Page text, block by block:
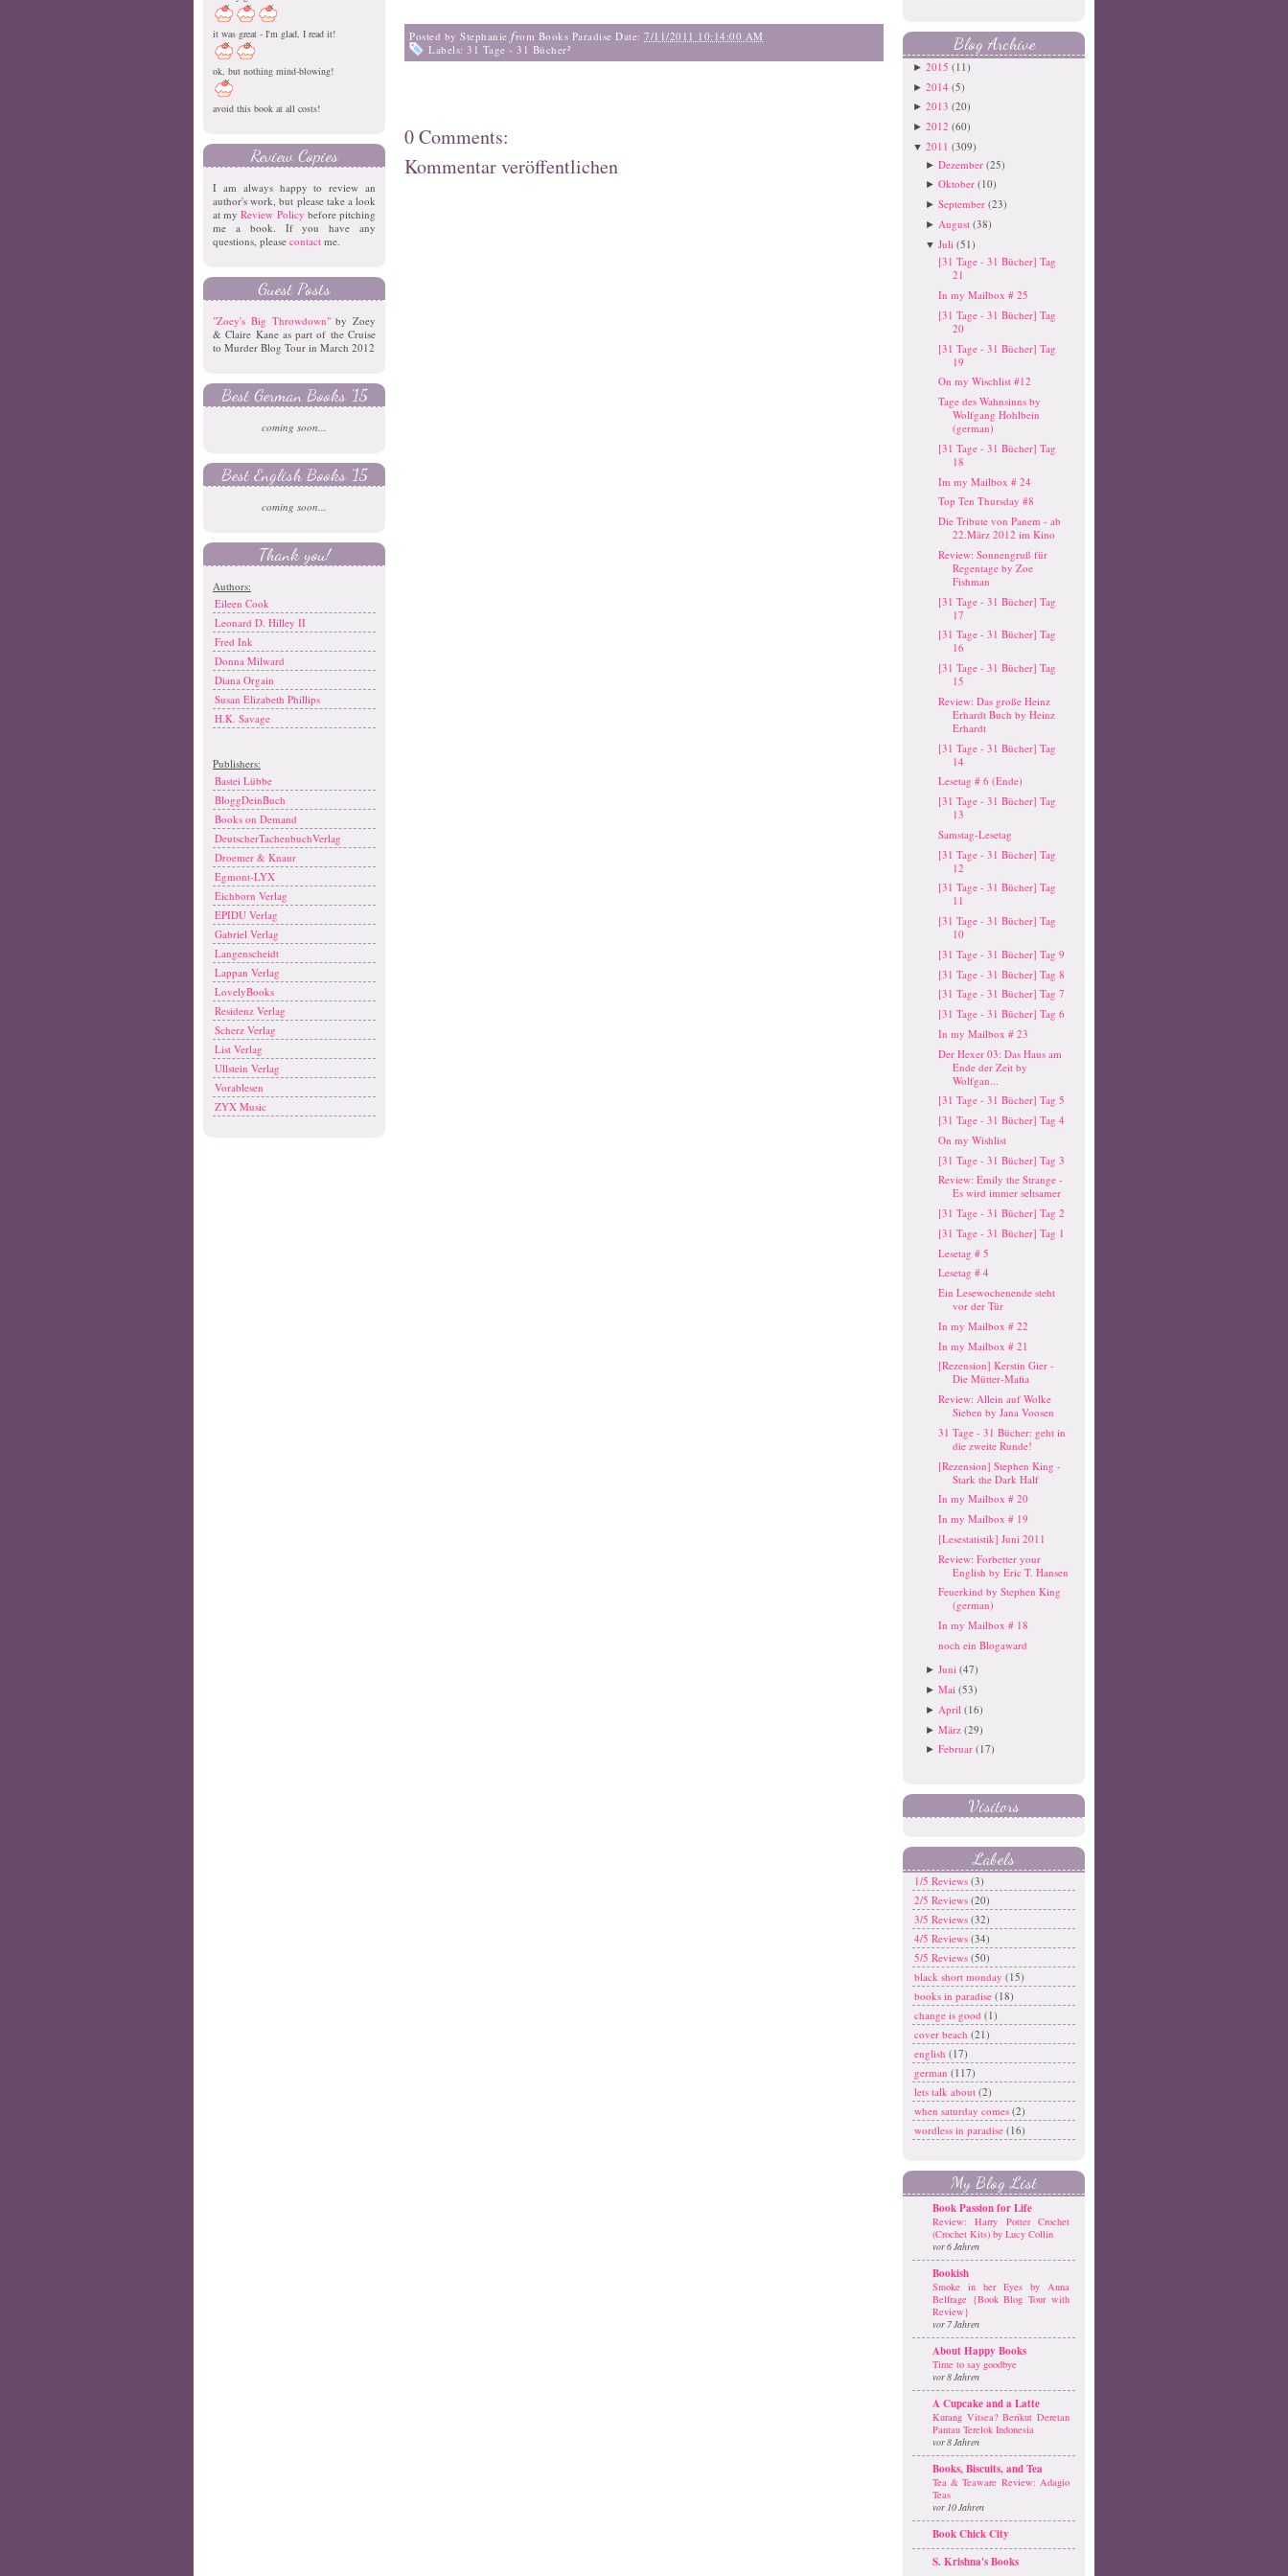
it was great - I'm glad, I read it!
ok, but nothing mind-blowing!
avoid this book at all costs!
Review Copies
I am always happy to review an
author's work, but please take a look
at myReview Policy before pitching
me a book. If you have any
questions, please contact me.
Guest Posts
"Zoey's Big Throwdown"by Zoey
& Claire Kane as part of the Cruise
to Murder Blog Tour in March 2012
Best German Books '15
coming soon...
Best English Books '15
coming soon...
Thank you!
Authors:
Eileen Cook
Leonard D. Hilley II
Fred Ink
Donna Milward
Diana Orgain
Susan Elizabeth Phillips
H.K. Savage
Publishers:
Bastei Lübbe
BloggDeinBuch
Books on Demand
DeutscherTachenbuchVerlag
Droemer & Knaur
Egmont-LYX
Eichborn Verlag
EPIDU Verlag
Gabriel Verlag
Langenscheidt
Lappan Verlag
LovelyBooks
Residenz Verlag
Scherz Verlag
List Verlag
Ullstein Verlag
Vorablesen
ZYX Music
Posted by Stephanie from Books Paradise Date: 7/11/2011 10:14:00 AM
Labels: 31 Tage - 31 Bücher²
0 Comments:
Kommentar veröffentlichen
Blog Archive
► 2015 (11)
► 2014 (5)
► 2013 (20)
► 2012 (60)
▼ 2011 (309)
►Dezember (25)
►Oktober (10)
►September (23)
► August (38)
▼Juli (51)
[31 Tage - 31 Bücher] Tag
21
In my Mailbox # 25
[31 Tage - 31 Bücher] Tag
20
[31 Tage - 31 Bücher] Tag
19
On my Wischlist #12
Tage des Wahnsinns by
Wolfgang Hohlbein
(german)
[31 Tage - 31 Bücher] Tag
18
Im my Mailbox # 24
Top Ten Thursday #8
Die Tribute von Panem - ab
22.März 2012 im Kino
Review: Sonnengruß für
Regentage by Zoe
Fishman
[31 Tage - 31 Bücher] Tag
17
[31 Tage - 31 Bücher] Tag
16
[31 Tage - 31 Bücher] Tag
15
Review: Das große Heinz
Erhardt Buch by Heinz
Erhardt
[31 Tage - 31 Bücher] Tag
14
Lesetag # 6 (Ende)
[31 Tage - 31 Bücher] Tag
13
Samstag-Lesetag
[31 Tage - 31 Bücher] Tag
12
[31 Tage - 31 Bücher] Tag
11
[31 Tage - 31 Bücher] Tag
10
[31 Tage - 31 Bücher] Tag 9
[31 Tage - 31 Bücher] Tag 8
[31 Tage - 31 Bücher] Tag 7
[31 Tage - 31 Bücher] Tag 6
In my Mailbox # 23
Der Hexer 03: Das Haus am
Ende der Zeit by
Wolfgan...
[31 Tage - 31 Bücher] Tag 5
[31 Tage - 31 Bücher] Tag 4
On my Wishlist
[31 Tage - 31 Bücher] Tag 3
Review: Emily the Strange -
Es wird immer seltsamer
[31 Tage - 31 Bücher] Tag 2
[31 Tage - 31 Bücher] Tag 1
Lesetag # 5
Lesetag # 4
Ein Lesewochenende steht
vor der Tür
In my Mailbox # 22
In my Mailbox # 21
[Rezension] Kerstin Gier -
Die Mütter-Mafia
Review: Allein auf Wolke
Sieben by Jana Voosen
31 Tage - 31 Bücher: geht in
die zweite Runde!
[Rezension] Stephen King -
Stark the Dark Half
In my Mailbox # 20
In my Mailbox # 19
[Lesestatistik] Juni 2011
Review: Forbetter your
English by Eric T. Hansen
Feuerkind by Stephen King
(german)
In my Mailbox # 18
noch ein Blogaward
►Juni (47)
►Mai (53)
► April (16)
►März (29)
►Februar (17)
Visitors
Labels
1/5 Reviews (3)
2/5 Reviews (20)
3/5 Reviews (32)
4/5 Reviews (34)
5/5 Reviews (50)
black short monday (15)
books in paradise (18)
change is good (1)
cover beach (21)
english (17)
german (117)
lets talk about (2)
when saturday comes (2)
wordless in paradise (16)
My Blog List
Book Passion for Life
Review: Harry Potter Crochet
(Crochet Kits) by Lucy Collin
vor 6 Jahren
Bookish
Smoke in her Eyes by Anna
Belfrage {Book Blog Tour with
Review}
vor 7 Jahren
About Happy Books
Time to say goodbye
vor 8 Jahren
A Cupcake and a Latte
Kurang Vitsea? Berikut Deretan
Pantau Terelok Indonesia
vor 8 Jahren
Books, Biscuits, and Tea
Tea & Teaware Review: Adagio
Teas
vor 10 Jahren
Book Chick City
S. Krishna's Books